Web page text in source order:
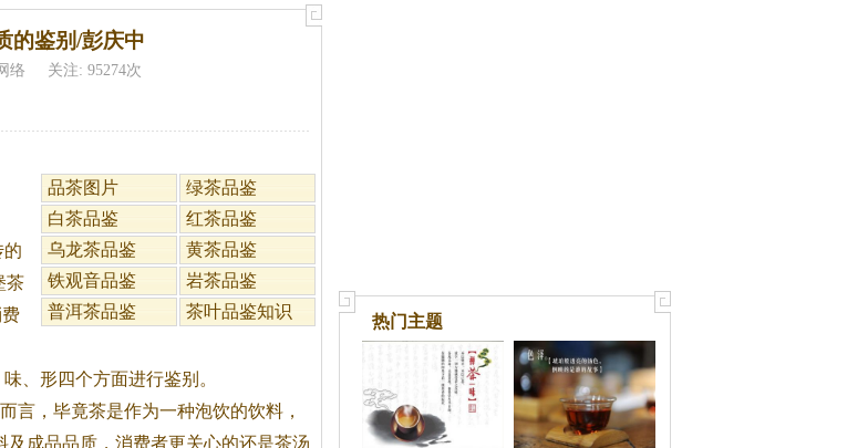
的鉴别/彭庆中
络 关注: 95274次
品茶图片
绿茶品鉴
白茶品鉴
红茶品鉴
乌龙茶品鉴
黄茶品鉴
铁观音品鉴
岩茶品鉴
普洱茶品鉴
茶叶品鉴知识
茶
、形四个方面进行鉴别。
言，毕竟茶是作为一种泡饮的饮料，
成品品质，消费者更关心的还是茶汤
热门主题